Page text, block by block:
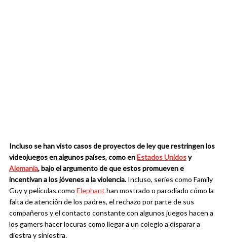
Incluso se han visto casos de proyectos de ley que restringen los
videojuegos en algunos países, como enEstados Unidosy
Alemania, bajo el argumento de que estos promueven e
incentivan a los jóvenes a la violencia. Incluso, series como Family
Guy y películas como Elephant han mostrado o parodiado cómo la
falta de atención de los padres, el rechazo por parte de sus
compañeros y el contacto constante con algunos juegos hacen a
los gamers hacer locuras como llegar a un colegio a disparar a
diestra y siniestra.